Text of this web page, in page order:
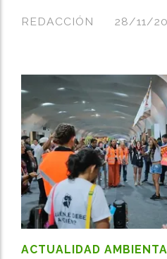
REDACCIÓN 28/11/
ACTUALIDAD